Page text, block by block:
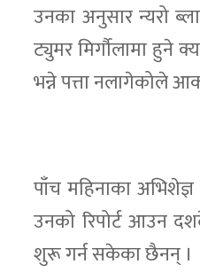
उनका अनुसार न्यरो
ट्युमर मिर्गौलामा हुने
भन्ने पत्ता नलागेकोले
पाँच महिनाका
उनको रिपोर्ट आउन
शुरू गर्न सकेका छैनन् ।